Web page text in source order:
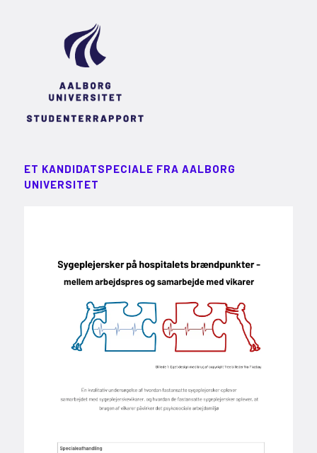
ET KANDIDATSPECIALE FRA AALBORG
UNIVERSITET